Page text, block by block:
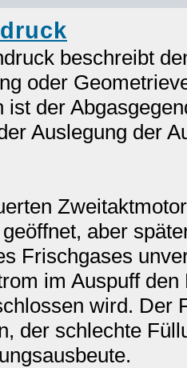
beschreibt
oder
ist der
Auslegung der
aber
Frischgases
im Auspuff
wird. Der
der schlechte